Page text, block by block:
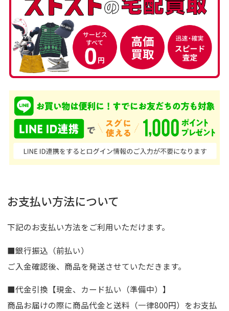
お支払い方法について
下記のお支払い方法をご利用いただけます。
■銀行振込（前払い）
ご入金確認後、商品を発送させていただきます。
■代金引換【現金、カード払い（準備中）】
商品お届けの際に商品代金と送料（一律800円）をお支払